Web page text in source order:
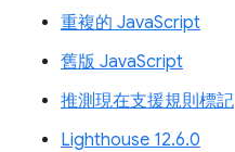
重複的 JavaScript
舊版 JavaScript
推測現在支援規則標記
Lighthouse 12.6.0